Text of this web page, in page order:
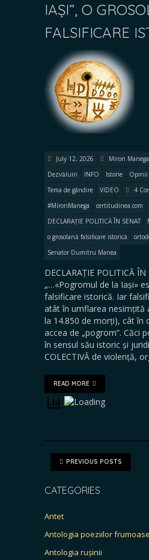
IAȘI”, O
FALSIFICARE
July 12, 2026 Miron Manega
Dezvăluiri
INFO Istorie Opinii
Tema de gândire
VIDEO
4
#MironManega
certitudinea.com
DECLARAȚIE POLITICĂ ÎN SENAT
o grosolană falsificare istorică
Senator Dumitru Manea
DECLARAȚIE POLITICĂ
„…«Pogromul de la Iași»
falsificare istorică. Iar
atât în umflarea nesimțită
la 14.850 de morți), cât în
accea de „pogrom”. Căci
în sensul său istoric și
COLECTIVĂ de violență,
READ MORE
PREVIOUS POSTS
CATEGORIES
Antet
Antologia poeziilor frumoase
Antologia rușinii